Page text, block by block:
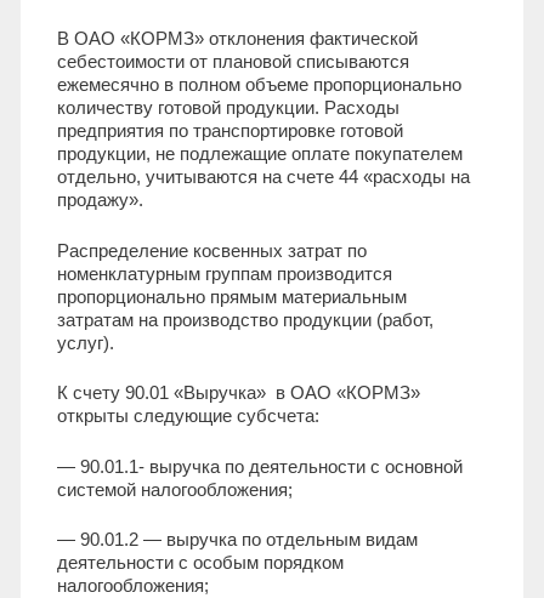
В ОАО «КОРМЗ» отклонения фактической
себестоимости от плановой списываются
ежемесячно в полном объеме пропорционально
количеству готовой продукции. Расходы
предприятия по транспортировке готовой
продукции, не подлежащие оплате покупателем
отдельно, учитываются на счете 44 «расходы на
продажу».
Распределение косвенных затрат по
номенклатурным группам производится
пропорционально прямым материальным
затратам на производство продукции (работ,
услуг).
К счету 90.01 «Выручка» в ОАО «КОРМЗ»
открыты следующие субсчета:
— 90.01.1- выручка по деятельности с основной
системой налогообложения;
— 90.01.2 — выручка по отдельным видам
деятельности с особым порядком
налогообложения;